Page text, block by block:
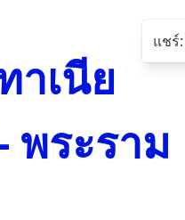
แชร์:
าเนีย
พระราม